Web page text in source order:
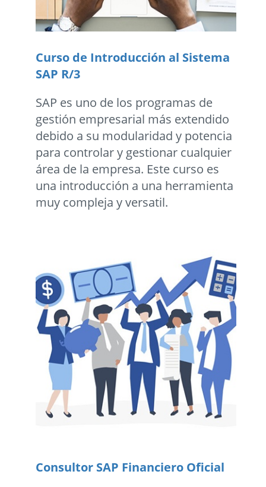
Curso de Introducción al Sistema
SAP R/3
SAP es uno de los programas de
gestión empresarial más extendido
debido a su modularidad y potencia
para controlar y gestionar cualquier
área de la empresa. Este curso es
una introducción a una herramienta
muy compleja y versatil.
Consultor SAP Financiero Oficial